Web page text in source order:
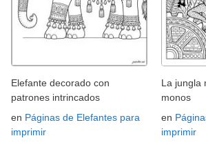
Elefante decorado con
patrones intrincados
en Páginas de Elefantes para
imprimir
La jungla
monos
en
imprimir